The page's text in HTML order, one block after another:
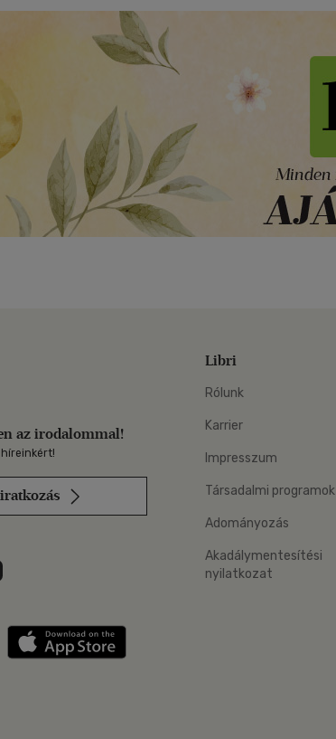
az irodalommal!
on
Instagramon
Libri a LinkedInen
applikáció Szerezd meg: Google Play
Libri
Rólunk
Karrier
Impresszum
Társadalmi programok
Adományozás
Akadálymentesítési
nyilatkozat